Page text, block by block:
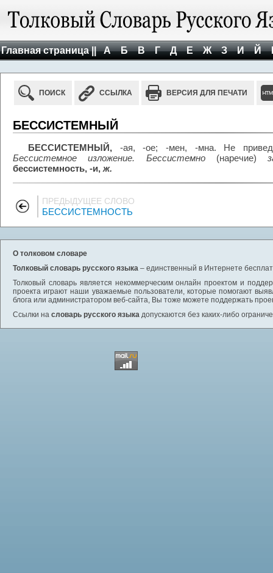
Главная страница || А Б В Г Д Е Ж З И Й
ПОИСК ССЫЛКА ВЕРСИЯ ДЛЯ ПЕЧАТИ
БЕССИСТЕМНЫЙ
БЕССИСТЕМНЫЙ, -ая, -ое; -мен, -мна. Не
Бессистемное изложение. Бессистемно (наречие)
бессистемность, -и, ж.
ПРЕДЫДУЩЕЕ СЛОВО
БЕССИСТЕМНОСТЬ
О толковом словаре
Толковый словарь русского языка – единственный в Интернете
Толковый словарь является некоммерческим онлайн проектом и
проекта играют наши уважаемые пользователи, которые помогают
блога или администратором веб-сайта, Вы тоже можете поддержать
Ссылки на словарь русского языка допускаются без каких-либо